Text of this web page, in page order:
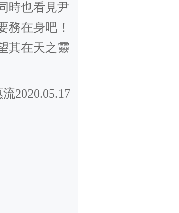
時也看見尹
務在身吧！
其在天之靈
流2020.05.17